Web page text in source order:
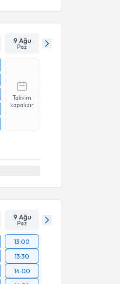
9 Ağu
Paz
Takvim
kapalıdır
9 Ağu
Paz
13:00
13:30
14:00